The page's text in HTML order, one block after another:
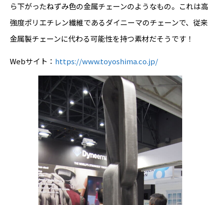
ら下がったねずみ色の金属チェーンのようなもの。これは高
強度ポリエチレン繊維であるダイニーマのチェーンで、従来
金属製チェーンに代わる可能性を持つ素材だそうです！
Webサイト： https://www.toyoshima.co.jp/